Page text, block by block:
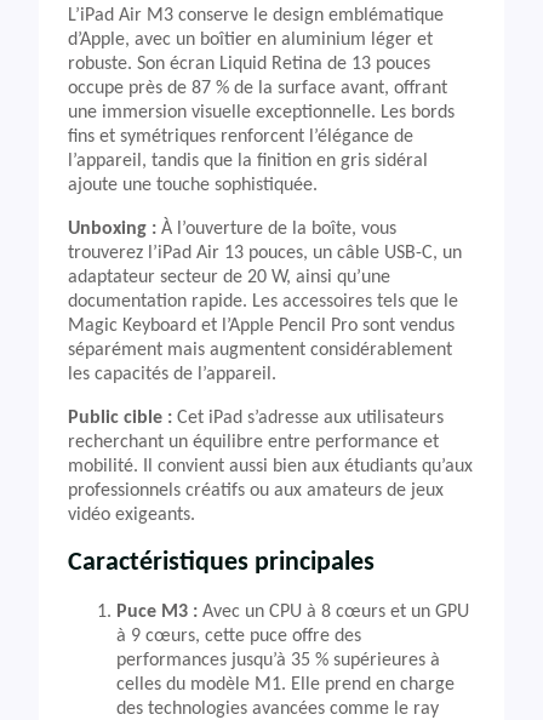
L’iPad Air M3 conserve le design emblématique
d’Apple, avec un boîtier en aluminium léger et
robuste. Son écran Liquid Retina de 13 pouces
occupe près de 87 % de la surface avant, offrant
une immersion visuelle exceptionnelle. Les bords
fins et symétriques renforcent l’élégance de
l’appareil, tandis que la finition en gris sidéral
ajoute une touche sophistiquée.
Unboxing : À l’ouverture de la boîte, vous
trouverez l’iPad Air 13 pouces, un câble USB-C, un
adaptateur secteur de 20 W, ainsi qu’une
documentation rapide. Les accessoires tels que le
Magic Keyboard et l’Apple Pencil Pro sont vendus
séparément mais augmentent considérablement
les capacités de l’appareil.
Public cible : Cet iPad s’adresse aux utilisateurs
recherchant un équilibre entre performance et
mobilité. Il convient aussi bien aux étudiants qu’aux
professionnels créatifs ou aux amateurs de jeux
vidéo exigeants.
Caractéristiques principales
Puce M3 : Avec un CPU à 8 cœurs et un GPU
à 9 cœurs, cette puce offre des
performances jusqu’à 35 % supérieures à
celles du modèle M1. Elle prend en charge
des technologies avancées comme le ray